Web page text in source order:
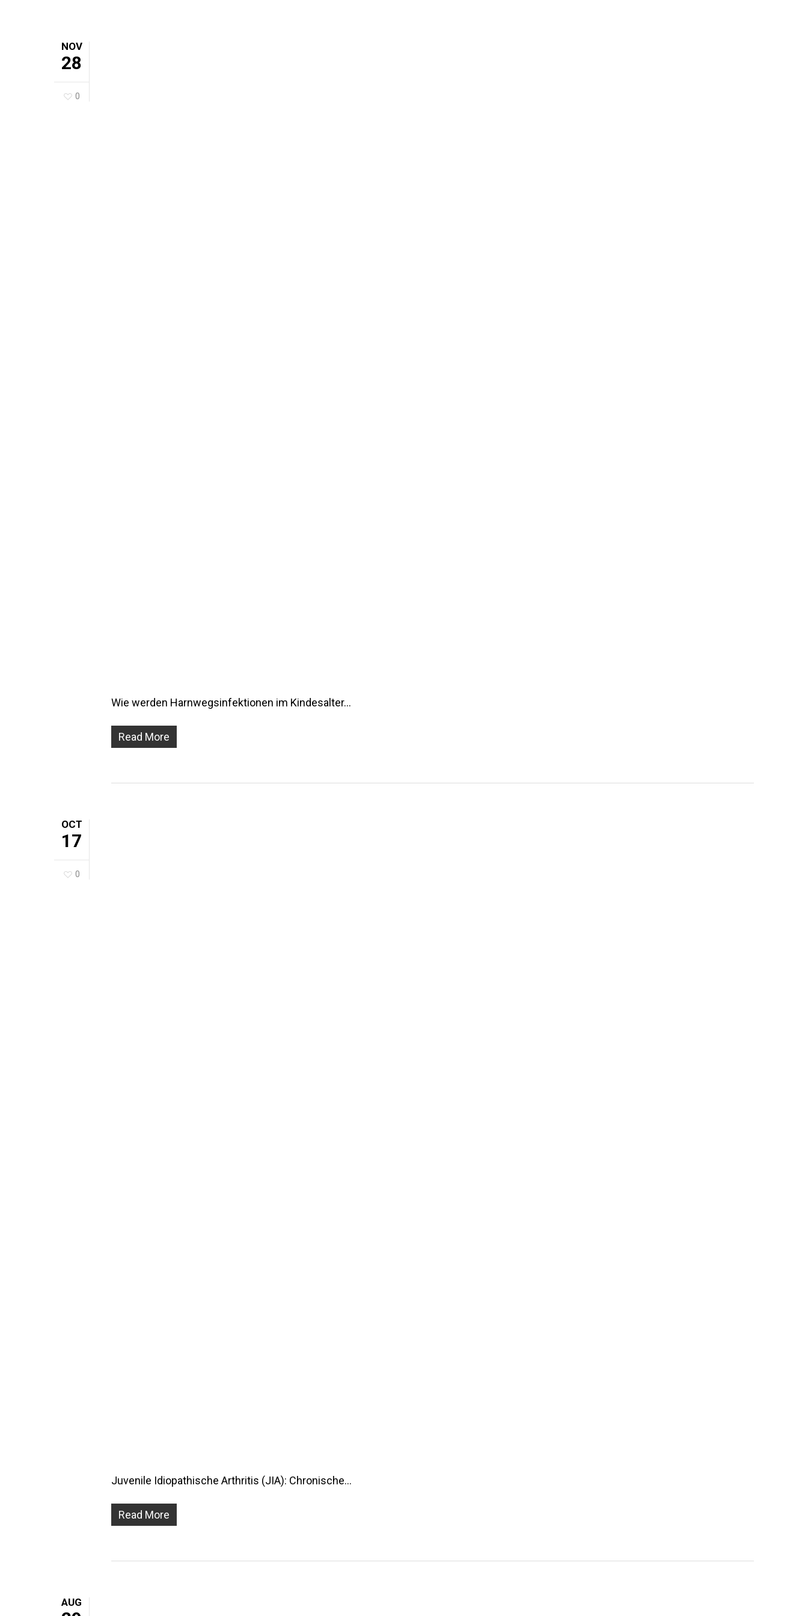
NOV
28
0
Wie werden Harnwegsinfektionen im Kindesalter…
Read More
OCT
17
0
Juvenile Idiopathische Arthritis (JIA): Chronische…
Read More
AUG